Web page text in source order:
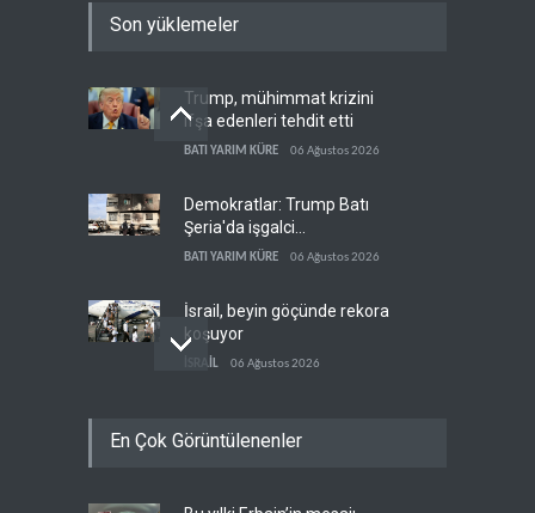
Son yüklemeler
Trump, mühimmat krizini
ifşa edenleri tehdit etti
BATI YARIM KÜRE 06 Ağustos 2026
Demokratlar: Trump Batı
Şeria'da işgalci
yerleşimcilere cezasızlık
BATI YARIM KÜRE 06 Ağustos 2026
İsrail, beyin göçünde rekora
koşuyor
İSRAİL 06 Ağustos 2026
Ukrayna'daki İHA
En Çok Görüntülenenler